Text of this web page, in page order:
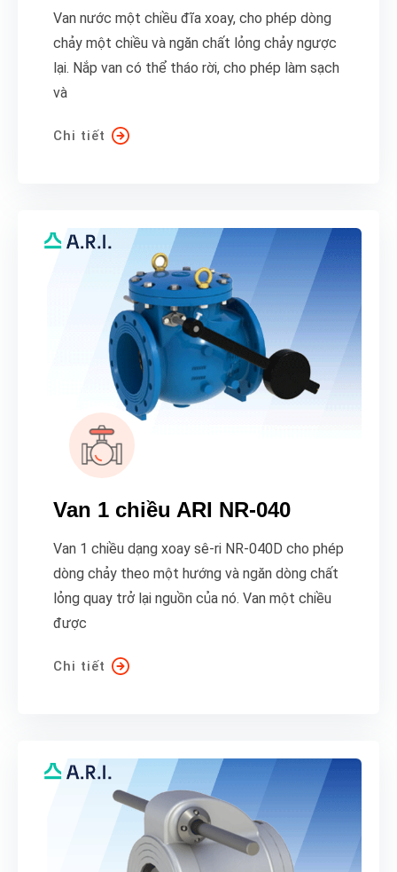
Van nước một chiều đĩa xoay, cho phép dòng
chảy một chiều và ngăn chất lỏng chảy ngược
lại. Nắp van có thể tháo rời, cho phép làm sạch
và
Chi tiết
Van 1 chiều ARI NR-040
Van 1 chiều dạng xoay sê-ri NR-040D cho phép
dòng chảy theo một hướng và ngăn dòng chất
lỏng quay trở lại nguồn của nó. Van một chiều
được
Chi tiết